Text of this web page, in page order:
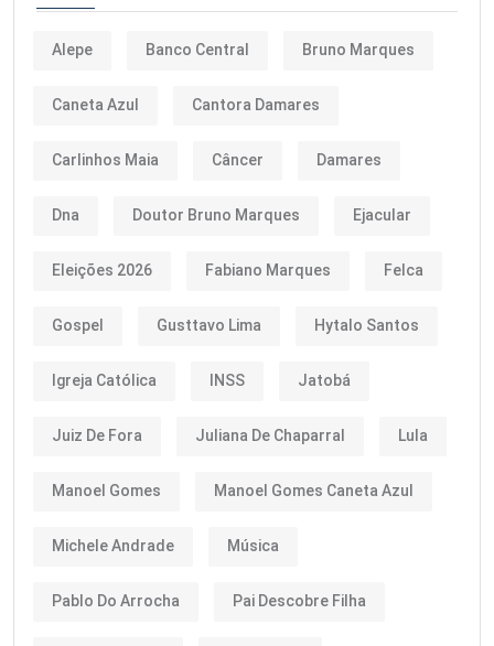
Alepe Banco Central Bruno Marques
Caneta Azul Cantora Damares
Carlinhos Maia Câncer Damares
Dna Doutor Bruno Marques Ejacular
Eleições 2026 Fabiano Marques Felca
Gospel Gusttavo Lima Hytalo Santos
Igreja Católica INSS Jatobá
Juiz De Fora Juliana De Chaparral Lula
Manoel Gomes Manoel Gomes Caneta Azul
Michele Andrade Música
Pablo Do Arrocha Pai Descobre Filha